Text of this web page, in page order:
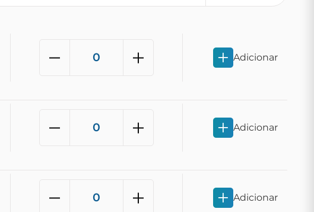
Adicionar
Adicionar
Adicionar